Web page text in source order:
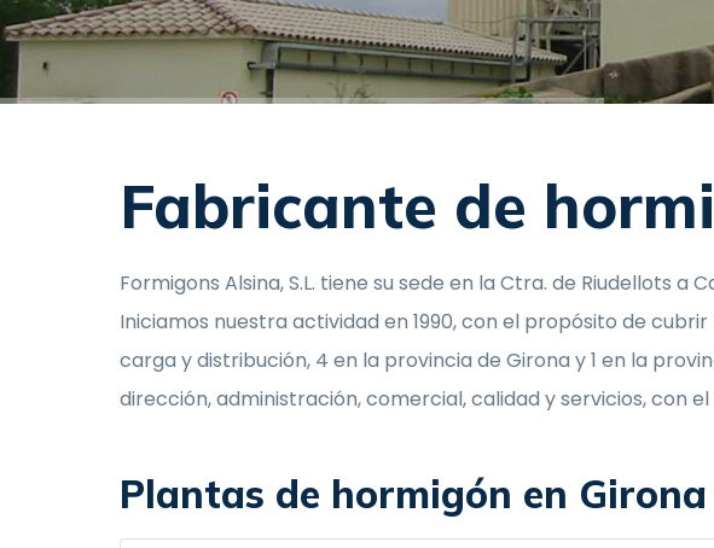
Fabricante de
Formigons Alsina, S.L. tiene su sede en la Ctra. de Riudellots a
Iniciamos nuestra actividad en 1990, con el propósito de
carga y distribución, 4 en la provincia de Girona y 1 en la
dirección, administración, comercial, calidad y servicios, con
Plantas de hormigón en Girona